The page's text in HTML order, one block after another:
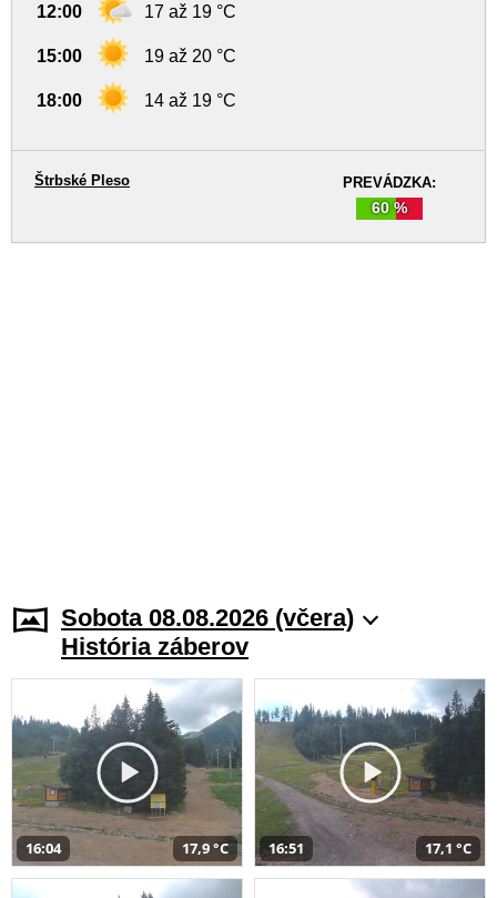
12:00 17 až 19 °C
15:00 19 až 20 °C
18:00 14 až 19 °C
PREVÁDZKA:
60 %
Štrbské Pleso
Sobota 08.08.2026 (včera)
História záberov
16:04 17,9 °C 16:51 17,1 °C